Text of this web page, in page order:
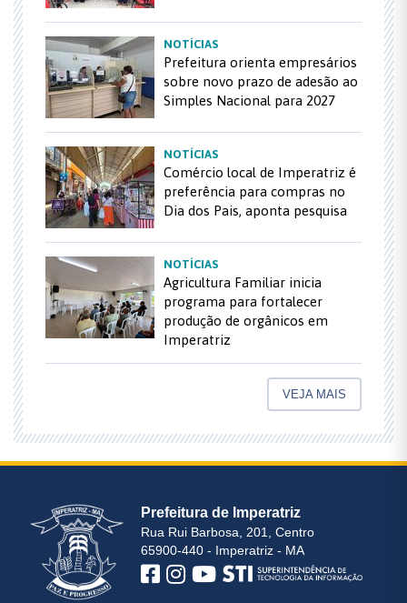
NOTÍCIAS
Prefeitura orienta empresários
sobre novo prazo de adesão ao
Simples Nacional para 2027
NOTÍCIAS
Comércio local de Imperatriz é
preferência para compras no
Dia dos Pais, aponta pesquisa
NOTÍCIAS
Agricultura Familiar inicia
programa para fortalecer
produção de orgânicos em
Imperatriz
VEJA MAIS
Prefeitura de Imperatriz
Rua Rui Barbosa, 201, Centro
65900-440 - Imperatriz - MA